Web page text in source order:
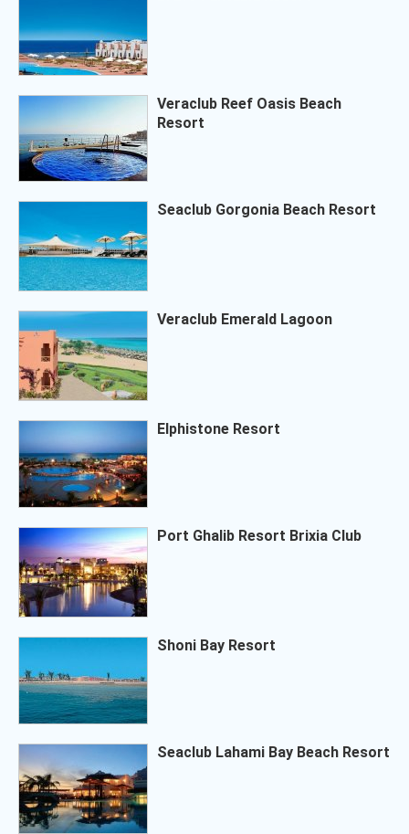
Veraclub Reef Oasis Beach
Resort
Seaclub Gorgonia Beach Resort
Veraclub Emerald Lagoon
Elphistone Resort
Port Ghalib Resort Brixia Club
Shoni Bay Resort
Seaclub Lahami Bay Beach Resort